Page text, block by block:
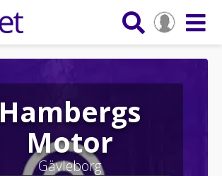
Hambergs
Motor
Gävleborg